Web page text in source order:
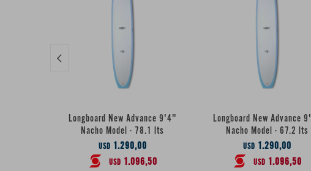
Longboard New Advance 9'4"
Nacho Model - 78.1 lts
USD 1.290,00
USD 1.096,50
Longboard New Advance
Nacho Model - 67.2 lts
USD 1.290,00
USD 1.096,50
